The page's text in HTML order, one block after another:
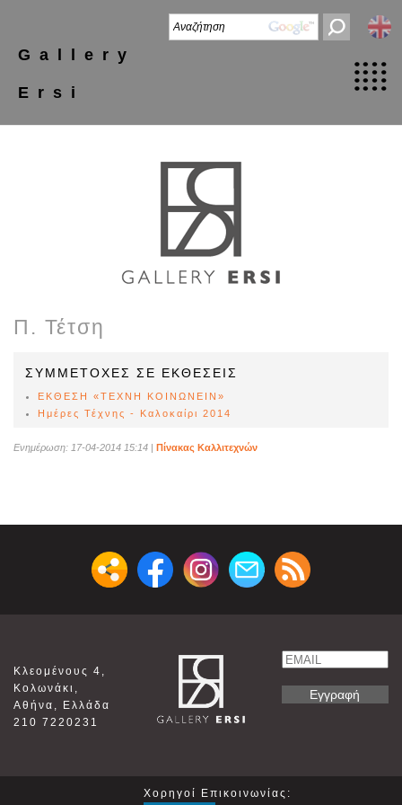
Gallery
Ersi
Π. Τέτση
ΣΥΜΜΕΤΟΧΕΣ ΣΕ ΕΚΘΕΣΕΙΣ
ΕΚΘΕΣΗ «ΤΕΧΝΗ ΚΟΙΝΩΝΕΙΝ»
Ημέρες Τέχνης - Καλοκαίρι 2014
Ενημέρωση: 17-04-2014 15:14 | Πίνακας Καλλιτεχνών
Κλεομένους 4,
Κολωνάκι,
Αθήνα, Ελλάδα
210 7220231
Email
Χορηγοί Επικοινωνίας: